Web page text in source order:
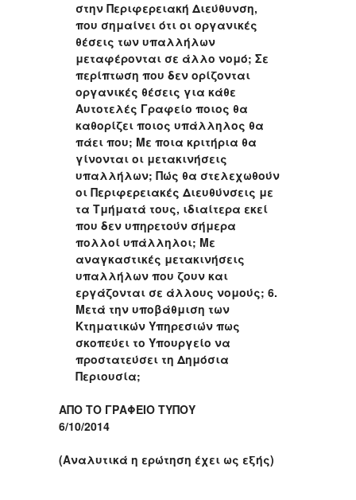
στην Περιφερειακή Διεύθυνση,
που σημαίνει ότι οι οργανικές
θέσεις των υπαλλήλων
μεταφέρονται σε άλλο νομό; Σε
περίπτωση που δεν ορίζονται
οργανικές θέσεις για κάθε
Αυτοτελές Γραφείο ποιος θα
καθορίζει ποιος υπάλληλος θα
πάει που; Με ποια κριτήρια θα
γίνονται οι μετακινήσεις
υπαλλήλων; Πώς θα στελεχωθούν
οι Περιφερειακές Διευθύνσεις με
τα Τμήματά τους, ιδιαίτερα εκεί
που δεν υπηρετούν σήμερα
πολλοί υπάλληλοι; Με
αναγκαστικές μετακινήσεις
υπαλλήλων που ζουν και
εργάζονται σε άλλους νομούς; 6.
Μετά την υποβάθμιση των
Κτηματικών Υπηρεσιών πως
σκοπεύει το Υπουργείο να
προστατεύσει τη Δημόσια
Περιουσία;
ΑΠΟ ΤΟ ΓΡΑΦΕΙΟ ΤΥΠΟΥ
6/10/2014
(Αναλυτικά η ερώτηση έχει ως εξής)